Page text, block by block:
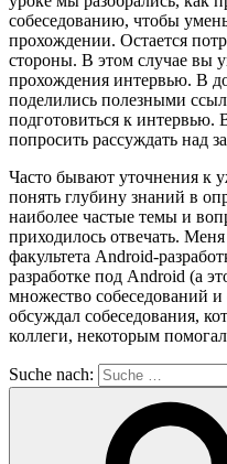
собеседованию, чтобы
прохождении. Остается
стороны. В этом случае вы
прохождения интервью. В
поделились полезными
подготовиться к интервью.
попросить рассуждать над
Часто бывают уточнения к
понять глубину знаний в
наиболее частые темы и
приходилось отвечать.
факультета Android-
разработке под Android (а
множество собеседований
обсуждал собеседования,
коллеги, некоторым
Suche nach: